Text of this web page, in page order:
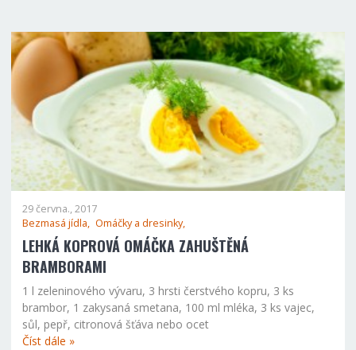
29 června., 2017
Bezmasá jídla, Omáčky a dresinky,
LEHKÁ KOPROVÁ OMÁČKA ZAHUŠTĚNÁ
BRAMBORAMI
1 l zeleninového vývaru, 3 hrsti čerstvého kopru, 3 ks
brambor, 1 zakysaná smetana, 100 ml mléka, 3 ks vajec,
sůl, pepř, citronová šťáva nebo ocet
Číst dále »